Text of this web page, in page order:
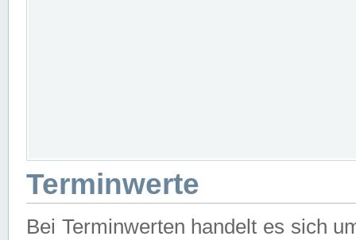
Terminwerte
Bei Terminwerten handelt es sich